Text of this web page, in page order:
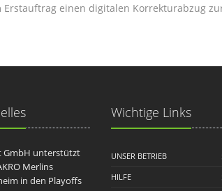
Erstauftrag einen digitalen Korrekturabzug
GmbH unterstützt
Merlins
in den Playoffs
Wichtige Links
UNSER BETRIEB
HILFE